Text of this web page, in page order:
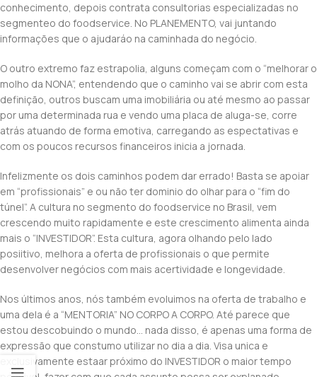
conhecimento, depois contrata consultorias especializadas no
segmenteo do foodservice. No PLANEMENTO, vai juntando
informações que o ajudaráo na caminhada do negócio.
O outro extremo faz estrapolia, alguns começam com o “melhorar o
molho da NONA”, entendendo que o caminho vai se abrir com esta
definição, outros buscam uma imobiliária ou até mesmo ao passar
por uma determinada rua e vendo uma placa de aluga-se, corre
atrás atuando de forma emotiva, carregando as espectativas e
com os poucos recursos financeiros inicia a jornada.
Infelizmente os dois caminhos podem dar errado! Basta se apoiar
em “profissionais” e ou não ter dominio do olhar para o “fim do
túnel”. A cultura no segmento do foodservice no Brasil, vem
crescendo muito rapidamente e este crescimento alimenta ainda
mais o “INVESTIDOR”. Esta cultura, agora olhando pelo lado
posiitivo, melhora a oferta de profissionais o que permite
desenvolver negócios com mais acertividade e longevidade.
Nos últimos anos, nós também evoluimos na oferta de trabalho e
uma dela é a “MENTORIA” NO CORPO A CORPO. Até parece que
estou descobuindo o mundo… nada disso, é apenas uma forma de
expressão que constumo utilizar no dia a dia. Visa unica e
exclusivamente estaar próximo do INVESTIDOR o maior tempo